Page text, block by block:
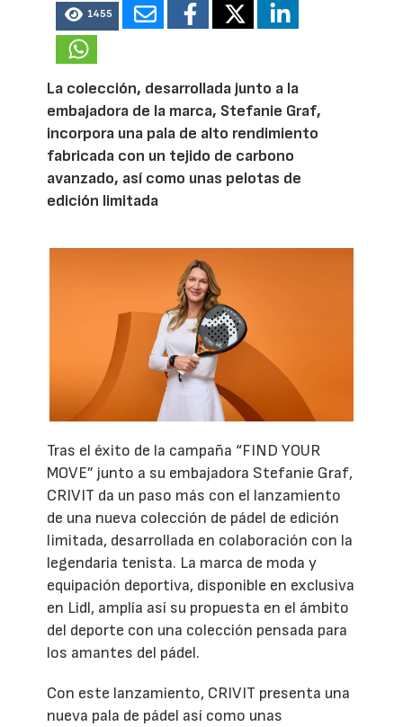
1455
La colección, desarrollada junto a la
embajadora de la marca, Stefanie Graf,
incorpora una pala de alto rendimiento
fabricada con un tejido de carbono
avanzado, así como unas pelotas de
edición limitada
Tras el éxito de la campaña “FIND YOUR
MOVE” junto a su embajadora Stefanie Graf,
CRIVIT da un paso más con el lanzamiento
de una nueva colección de pádel de edición
limitada, desarrollada en colaboración con la
legendaria tenista. La marca de moda y
equipación deportiva, disponible en exclusiva
en Lidl, amplía así su propuesta en el ámbito
del deporte con una colección pensada para
los amantes del pádel.
Con este lanzamiento, CRIVIT presenta una
nueva pala de pádel así como unas